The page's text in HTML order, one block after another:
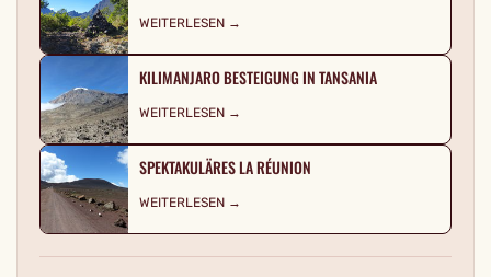
WEITERLESEN →
KILIMANJARO BESTEIGUNG IN TANSANIA
WEITERLESEN →
SPEKTAKULÄRES LA RÉUNION
WEITERLESEN →